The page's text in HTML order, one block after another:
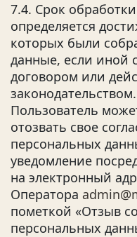
7.4. Срок
определяется
которых были
данные, если иной
договором или
законодательством.
Пользователь
отозвать свое
персональных
уведомление
на электронный
Оператора
пометкой «Отзыв
персональных